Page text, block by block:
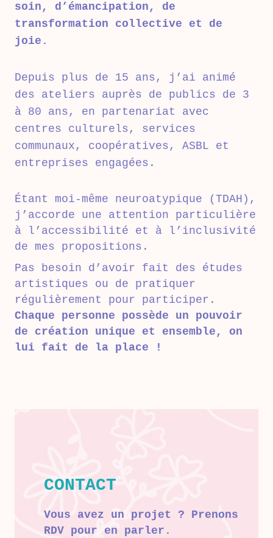
soin, d’émancipation, de
transformation collective et de
joie.
Depuis plus de 15 ans, j’ai animé
des ateliers auprès de publics de 3
à 80 ans, en partenariat avec
centres culturels, services
communaux, coopératives, ASBL et
entreprises engagées.
Étant moi-même neuroatypique (TDAH),
j’accorde une attention particulière
à l’accessibilité et à l’inclusivité
de mes propositions.
Pas besoin d’avoir fait des études
artistiques ou de pratiquer
régulièrement pour participer.
Chaque personne possède un pouvoir
de création unique et ensemble, on
lui fait de la place !
CONTACT
Vous avez un projet ? Prenons
RDV pour en parler.